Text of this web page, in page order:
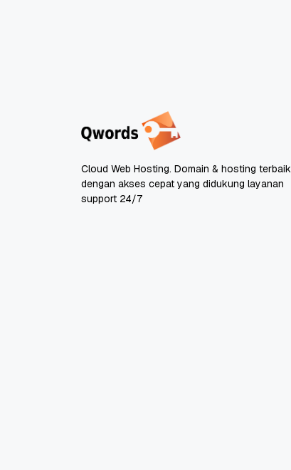
Cloud Web Hosting. Domain & hosting terbaik
dengan akses cepat yang didukung layanan
support 24/7